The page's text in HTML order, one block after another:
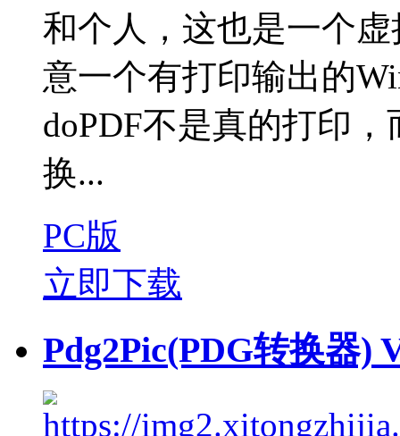
和个人，这也是一个
意一个有打印输出的
doPDF不是真的打印
换...
PC版
立即下载
Pdg2Pic(PDG转换器)